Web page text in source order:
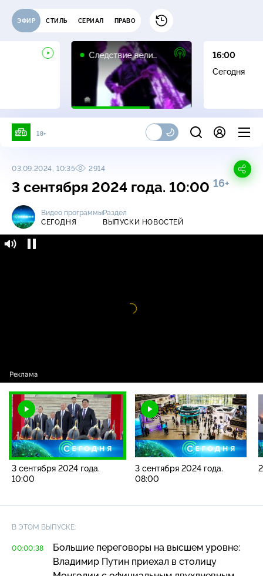
ЭФИР СТИЛЬ СЕРИАЛ ПРАВО
Следствие вели…
16:00
Сегодня
18+
03.09.2024, 10:35 2914
3 сентября 2024 года. 10:00 16+
Видео программы
СЕГОДНЯ
Раздел
ВЫПУСКИ НОВОСТЕЙ
Видео
3 сентября 2024 года.
10:00
3 сентября 2024 года.
08:00
В ЭТОМ ВЫПУСКЕ:
00:00:38
Большие переговоры на высшем уровне:
Владимир Путин приехал в столицу